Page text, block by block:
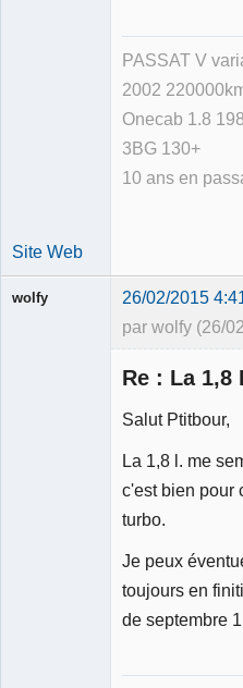
PASSAT V
2002
Onecab 1.8
3BG 130+
10 ans en
Site Web
wolfy 26/02/2015
par wolfy (26/
Re : La 1,8
Salut Ptitbour,
La 1,8 l. me
c'est bien pour
turbo.
Je peux
toujours en
de septembre